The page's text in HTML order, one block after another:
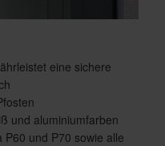
eine sichere
und aluminiumfarben
und P70 sowie alle